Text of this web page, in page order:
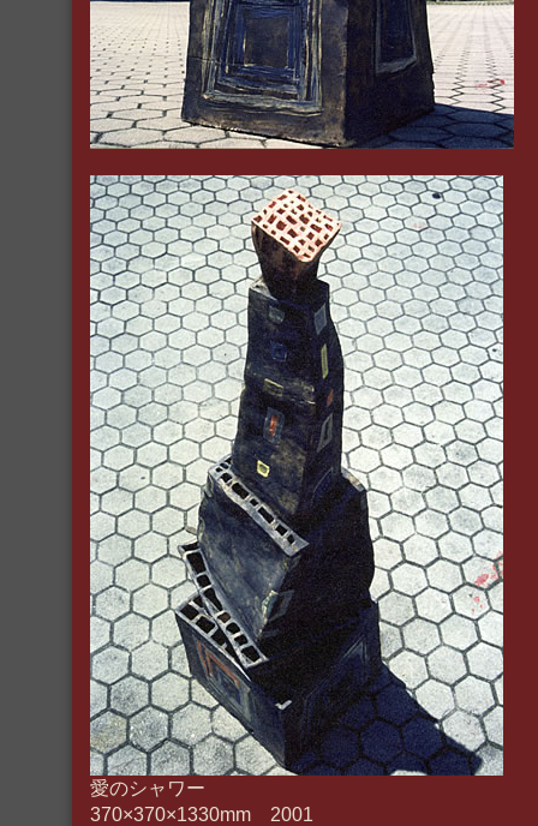
愛のシャワー
370×370×1330mm 2001